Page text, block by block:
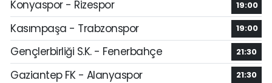
Konyaspor - Rizespor
19:00
Kasımpaşa - Trabzonspor 19:00
Gençlerbirliği S.K. - Fenerbahçe 21:30
Gaziantep FK - Alanyaspor 21:30